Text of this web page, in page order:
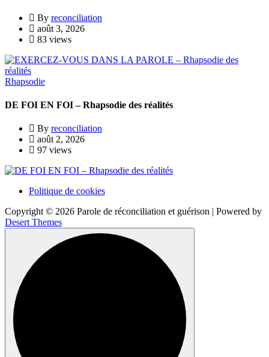
By reconciliation
août 3, 2026
83 views
Rhapsodie
DE FOI EN FOI – Rhapsodie des réalités
By reconciliation
août 2, 2026
97 views
Politique de cookies
Copyright © 2026 Parole de réconciliation et guérison | Powered by
Desert Themes